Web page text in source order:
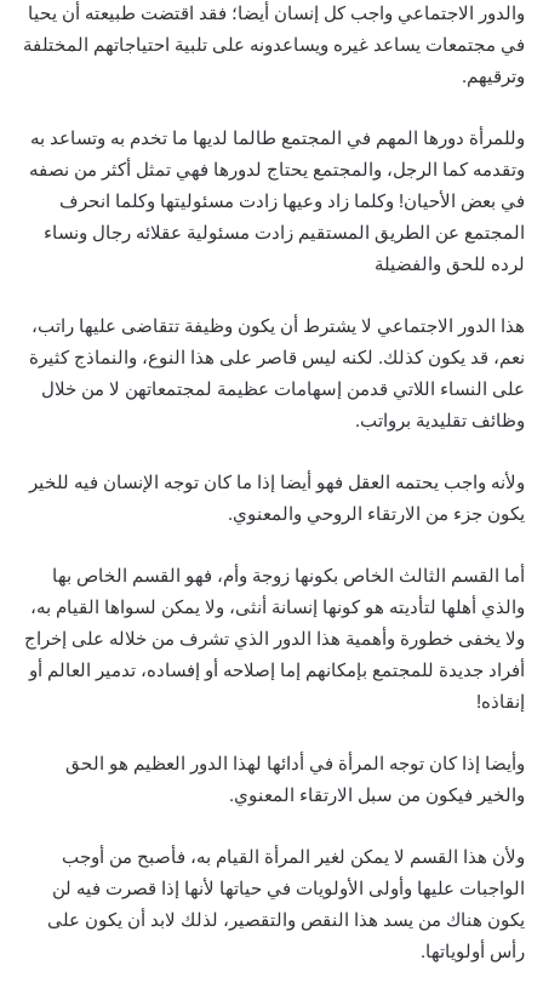
والدور الاجتماعي واجب كل إنسان أيضا؛ فقد اقتضت طبيعته أن يحيا
في مجتمعات يساعد غيره ويساعدونه على تلبية احتياجاتهم المختلفة
وترقيهم.
وللمرأة دورها المهم في المجتمع طالما لديها ما تخدم به وتساعد به
وتقدمه كما الرجل، والمجتمع يحتاج لدورها فهي تمثل أكثر من نصفه
في بعض الأحيان! وكلما زاد وعيها زادت مسئوليتها وكلما انحرف
المجتمع عن الطريق المستقيم زادت مسئولية عقلائه رجال ونساء
لرده للحق والفضيلة
هذا الدور الاجتماعي لا يشترط أن يكون وظيفة تتقاضى عليها راتب،
نعم، قد يكون كذلك. لكنه ليس قاصر على هذا النوع، والنماذج كثيرة
على النساء اللاتي قدمن إسهامات عظيمة لمجتمعاتهن لا من خلال
وظائف تقليدية برواتب.
ولأنه واجب يحتمه العقل فهو أيضا إذا ما كان توجه الإنسان فيه للخير
يكون جزء من الارتقاء الروحي والمعنوي.
أما القسم الثالث الخاص بكونها زوجة وأم، فهو القسم الخاص بها
والذي أهلها لتأديته هو كونها إنسانة أنثى، ولا يمكن لسواها القيام به،
ولا يخفى خطورة وأهمية هذا الدور الذي تشرف من خلاله على إخراج
أفراد جديدة للمجتمع بإمكانهم إما إصلاحه أو إفساده، تدمير العالم أو
إنقاذه!
وأيضا إذا كان توجه المرأة في أدائها لهذا الدور العظيم هو الحق
والخير فيكون من سبل الارتقاء المعنوي.
ولأن هذا القسم لا يمكن لغير المرأة القيام به، فأصبح من أوجب
الواجبات عليها وأولى الأولويات في حياتها لأنها إذا قصرت فيه لن
يكون هناك من يسد هذا النقص والتقصير، لذلك لابد أن يكون على
رأس أولوياتها.